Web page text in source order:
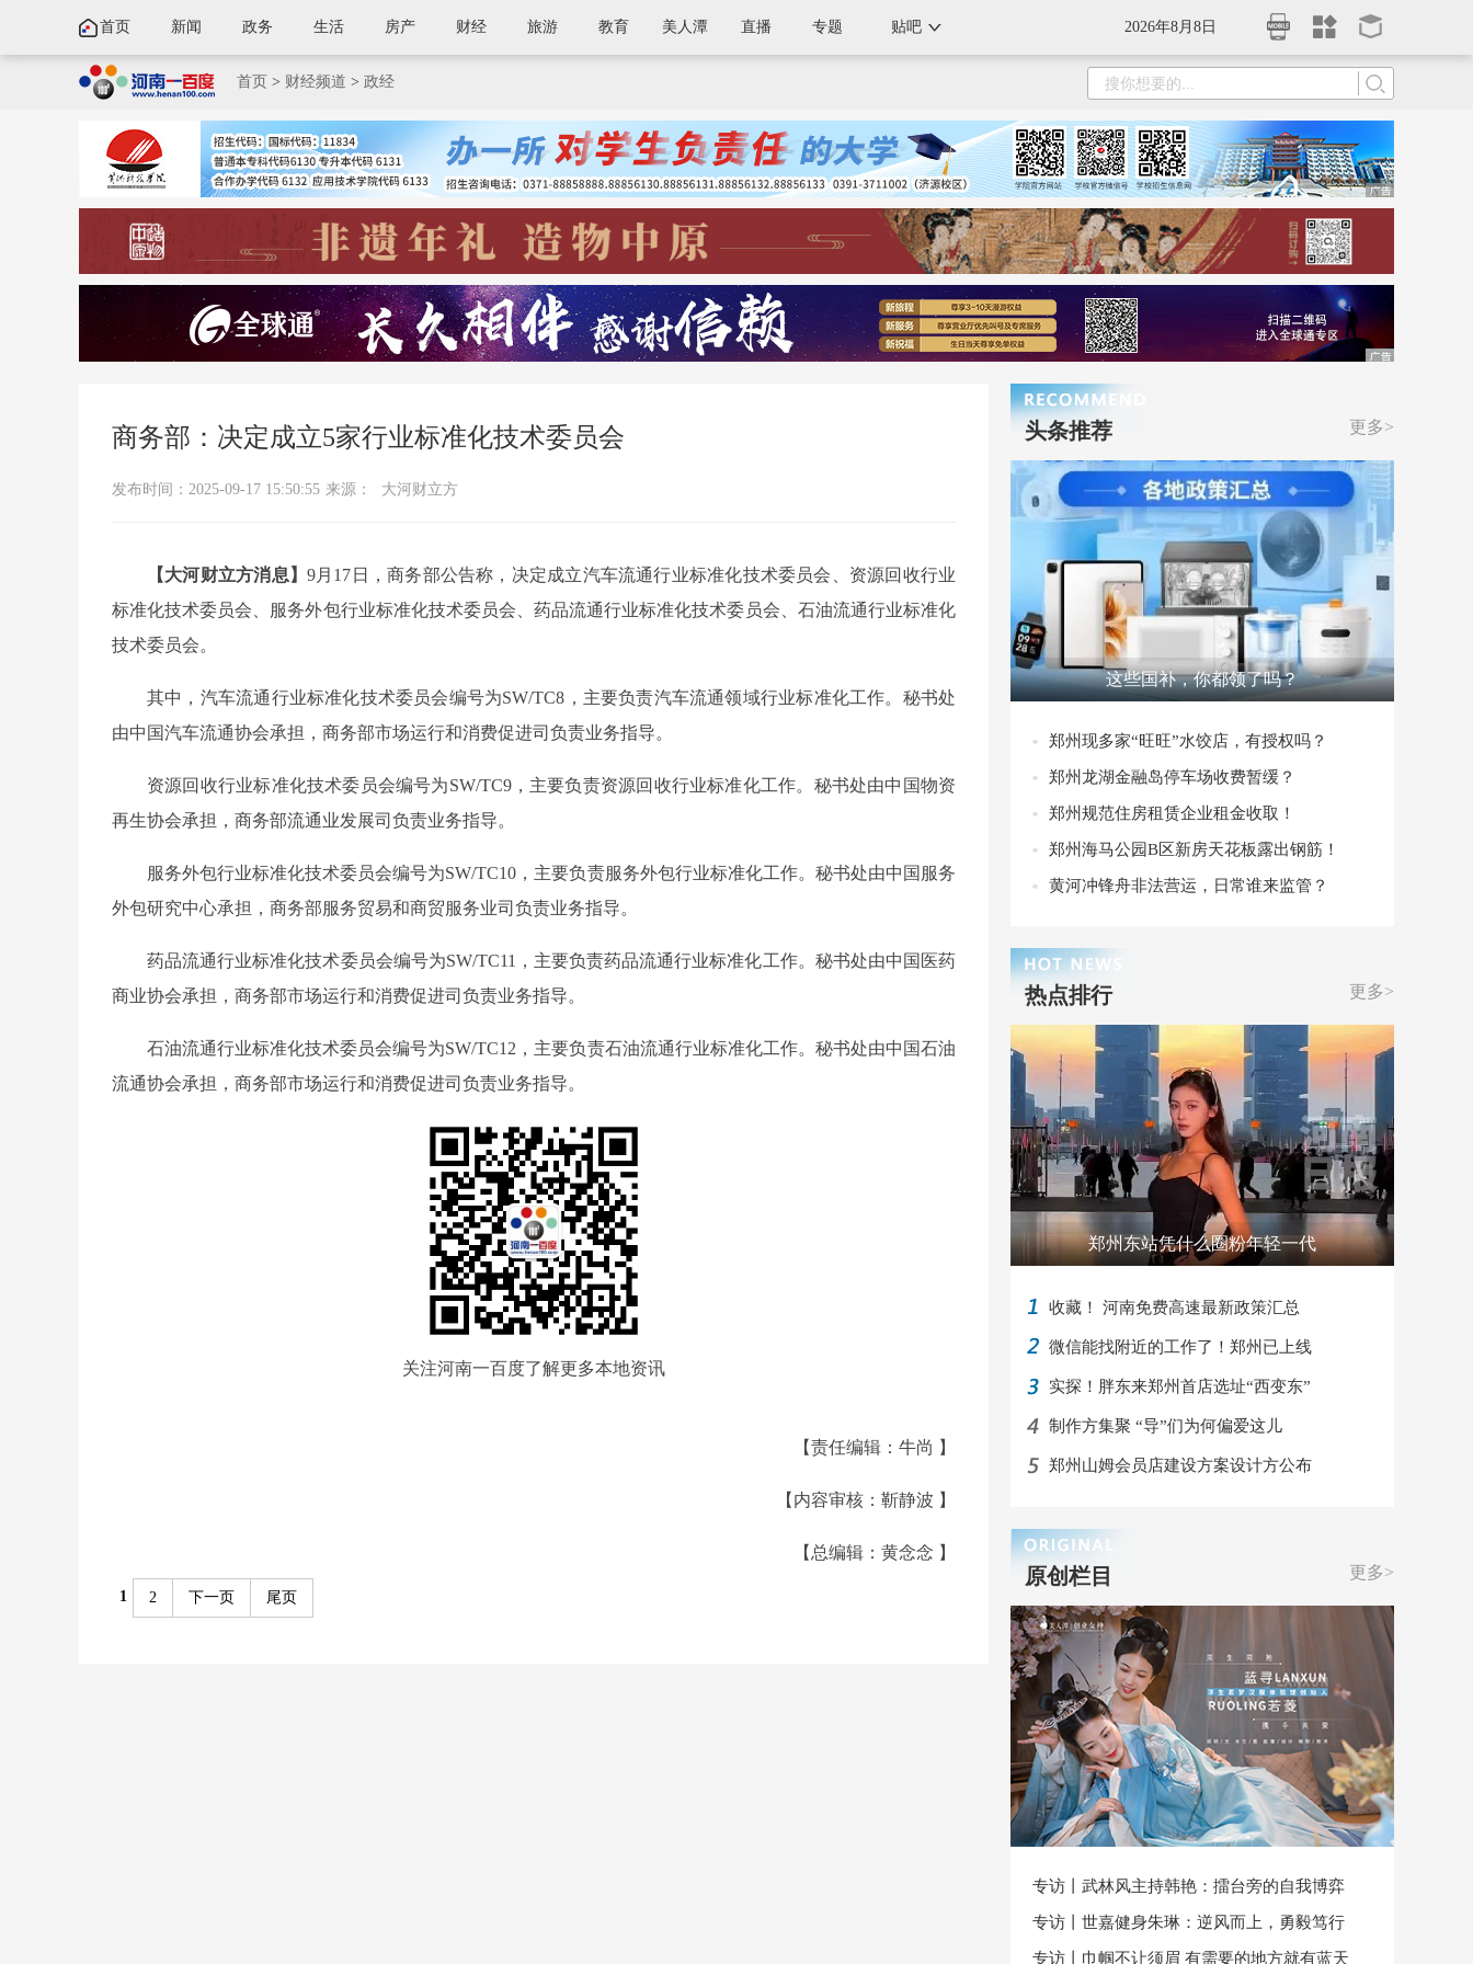
2026年8月8日
首页 新闻 政务 生活 房产 财经 旅游 教育 美人潭 直播 专题 贴吧
首页 > 财经频道 > 政经
商务部：决定成立5家行业标准化技术委员会
发布时间：2025-09-17 15:50:55 来源： 大河财立方
【大河财立方消息】 9月17日，商务部公告称，决定成立汽车流通行业标准化技术委员会、资源回收行业
标准化技术委员会、服务外包行业标准化技术委员会、药品流通行业标准化技术委员会、石油流通行业标准化
技术委员会。
其中，汽车流通行业标准化技术委员会编号为SW/TC8，主要负责汽车流通领域行业标准化工作。秘书处
由中国汽车流通协会承担，商务部市场运行和消费促进司负责业务指导。
资源回收行业标准化技术委员会编号为SW/TC9，主要负责资源回收行业标准化工作。秘书处由中国物资
再生协会承担，商务部流通业发展司负责业务指导。
服务外包行业标准化技术委员会编号为SW/TC10，主要负责服务外包行业标准化工作。秘书处由中国服务
外包研究中心承担，商务部服务贸易和商贸服务业司负责业务指导。
药品流通行业标准化技术委员会编号为SW/TC11，主要负责药品流通行业标准化工作。秘书处由中国医药
商业协会承担，商务部市场运行和消费促进司负责业务指导。
石油流通行业标准化技术委员会编号为SW/TC12，主要负责石油流通行业标准化工作。秘书处由中国石油
流通协会承担，商务部市场运行和消费促进司负责业务指导。
关注河南一百度了解更多本地资讯
【责任编辑：牛尚 】
【内容审核：靳静波 】
【总编辑：黄念念 】
1 2 下一页 尾页
更多>
头条推荐
这些国补，你都领了吗？
郑州现多家“旺旺”水饺店，有授权吗？
郑州龙湖金融岛停车场收费暂缓？
郑州规范住房租赁企业租金收取！
郑州海马公园B区新房天花板露出钢筋！
黄河冲锋舟非法营运，日常谁来监管？
更多>
热点排行
郑州东站凭什么圈粉年轻一代
收藏！ 河南免费高速最新政策汇总
微信能找附近的工作了！郑州已上线
实探！胖东来郑州首店选址“西变东”
制作方集聚 “导”们为何偏爱这儿
郑州山姆会员店建设方案设计方公布
更多>
原创栏目
专访丨武林风主持韩艳：擂台旁的自我博弈
专访丨世嘉健身朱琳：逆风而上，勇毅笃行
专访丨巾帼不让须眉 有需要的地方就有蓝天